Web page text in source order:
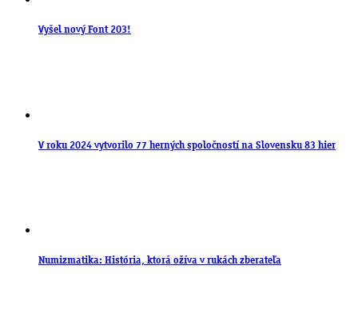
Vyšel nový Font 203!
V roku 2024 vytvorilo 77 herných spoločností na Slovensku 83 hier
Numizmatika: História, ktorá ožíva v rukách zberateľa